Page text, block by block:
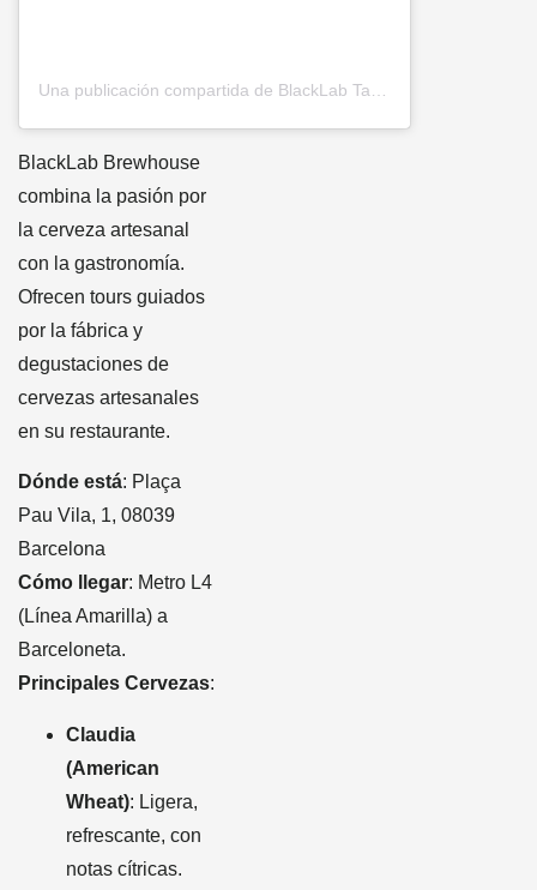
Una publicación compartida de BlackLab Tap Room (@blacklab_taproom)
BlackLab Brewhouse
combina la pasión por
la cerveza artesanal
con la gastronomía.
Ofrecen tours guiados
por la fábrica y
degustaciones de
cervezas artesanales
en su restaurante.
Dónde está: Plaça
Pau Vila, 1, 08039
Barcelona
Cómo llegar: Metro L4
(Línea Amarilla) a
Barceloneta.
Principales Cervezas:
Claudia
(American
Wheat): Ligera,
refrescante, con
notas cítricas.